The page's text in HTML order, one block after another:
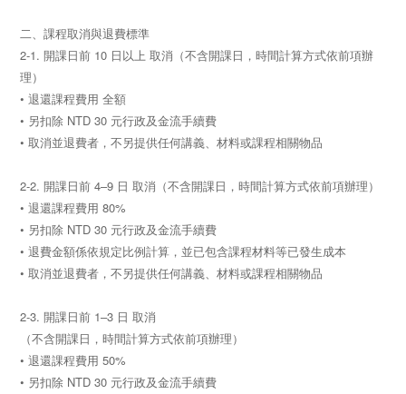
二、課程取消與退費標準
2-1. 開課日前 10 日以上 取消（不含開課日，時間計算方式依前項辦
理）
• 退還課程費用 全額
• 另扣除 NTD 30 元行政及金流手續費
• 取消並退費者，不另提供任何講義、材料或課程相關物品
2-2. 開課日前 4–9 日 取消（不含開課日，時間計算方式依前項辦理）
• 退還課程費用 80%
• 另扣除 NTD 30 元行政及金流手續費
• 退費金額係依規定比例計算，並已包含課程材料等已發生成本
• 取消並退費者，不另提供任何講義、材料或課程相關物品
2-3. 開課日前 1–3 日 取消
（不含開課日，時間計算方式依前項辦理）
• 退還課程費用 50%
• 另扣除 NTD 30 元行政及金流手續費